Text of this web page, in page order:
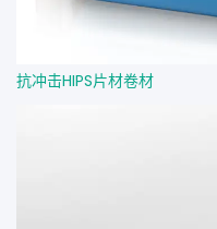
抗冲击HIPS片材卷材